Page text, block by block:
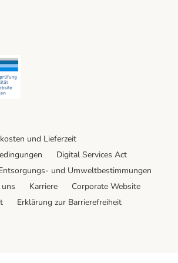
Shipping Method
und Lieferzeit
Digital Services Act
und Umweltbestimmungen
Karriere
Corporate Website
Erklärung zur Barrierefreiheit